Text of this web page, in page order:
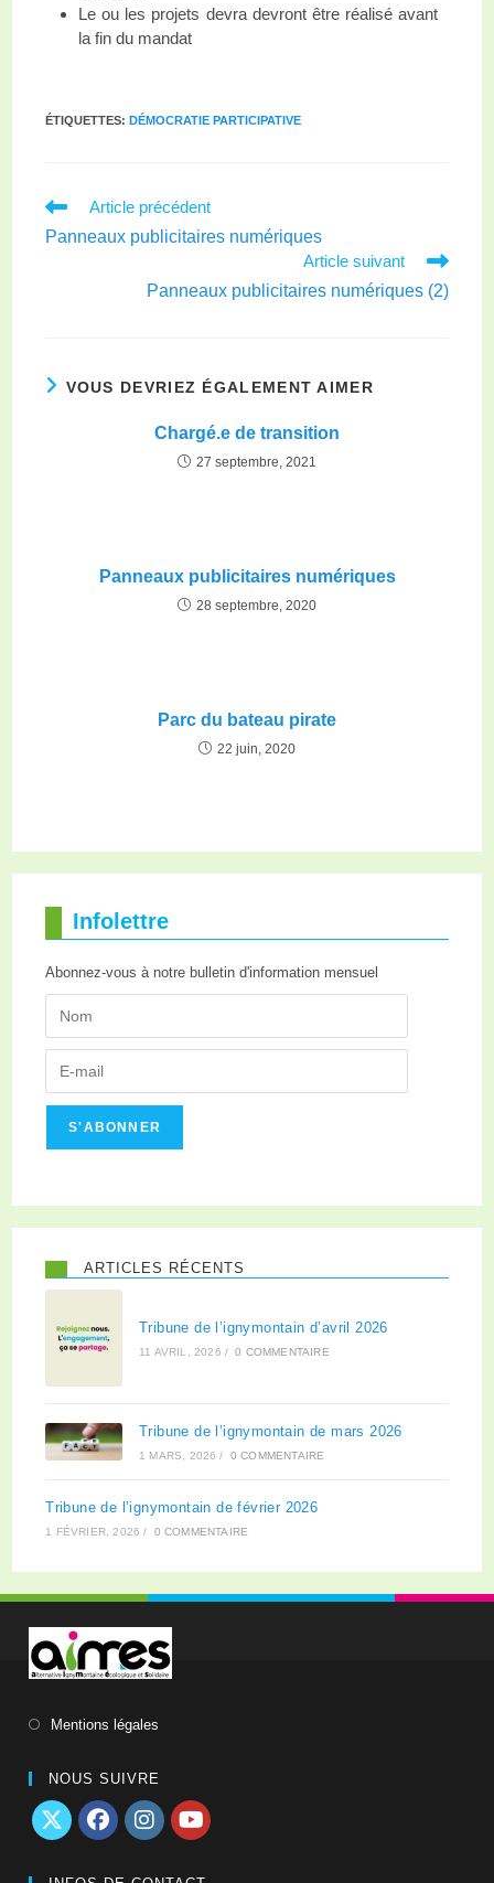
Le ou les projets devra devront être réalisé avant
la fin du mandat
ÉTIQUETTES:DÉMOCRATIE PARTICIPATIVE
Article précédent
Panneaux publicitaires numériques
Article suivant
Panneaux publicitaires numériques (2)
VOUS DEVRIEZ ÉGALEMENT AIMER
Chargé.e de transition
27 septembre, 2021
Panneaux publicitaires numériques
28 septembre, 2020
Parc du bateau pirate
22 juin, 2020
Infolettre
Abonnez-vous à notre bulletin d'information mensuel
S'ABONNER
ARTICLES RÉCENTS
Tribune de l’ignymontain d’avril 2026
11 AVRIL, 2026 / 0 COMMENTAIRE
Tribune de l’ignymontain de mars 2026
1 MARS, 2026 / 0 COMMENTAIRE
Tribune de l’ignymontain de février 2026
1 FÉVRIER, 2026 / 0 COMMENTAIRE
Mentions légales
NOUS SUIVRE